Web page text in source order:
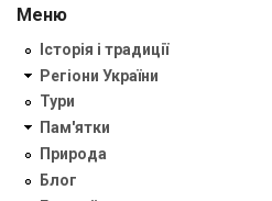
Меню
Історія і традиції
Регіони України
Тури
Пам'ятки
Природа
Блог